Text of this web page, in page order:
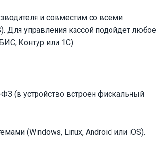
и совместим со всеми
Для управления кассой подойдет любое
Контур или 1С).
(в устройство встроен фискальный
(Windows, Linux, Android или iOS).